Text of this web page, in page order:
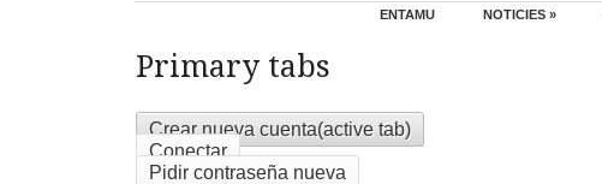
ENTAMU NOTICIES »
Primary tabs
Crear nueva cuenta(active tab)
Conectar
Pidir contraseña nueva